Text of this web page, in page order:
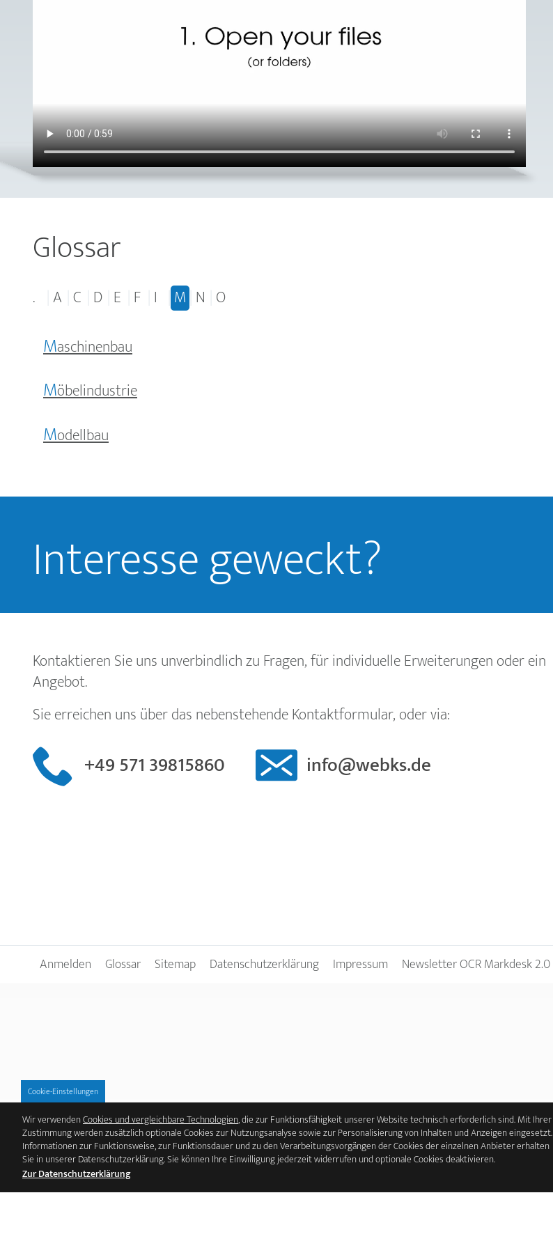
Glossar
. A C D E F I M N O
Maschinenbau
Möbelindustrie
Modellbau
Interesse geweckt?
Kontaktieren Sie uns unverbindlich zu Fragen, für individuelle Erweiterungen oder ein
Angebot.
Sie erreichen uns über das nebenstehende Kontaktformular, oder via:
+49 571 39815860 info@webks.de
Anmelden Glossar Sitemap Datenschutzerklärung Impressum Newsletter OCR Markdesk 2.0
Cookie-Einstellungen
Wir verwendenCookies und vergleichbare Technologien, die zur Funktionsfähigkeit unserer Website technisch erforderlich sind. Mit Ihrer
Zustimmung werden zusätzlich optionale Cookies zur Nutzungsanalyse sowie zur Personalisierung von Inhalten und Anzeigen eingesetzt.
Informationen zur Funktionsweise, zur Funktionsdauer und zu den Verarbeitungsvorgängen der Cookies der einzelnen Anbieter erhalten
Sie in unserer Datenschutzerklärung. Sie können Ihre Einwilligung jederzeit widerrufen und optionale Cookies deaktivieren.
Zur Datenschutzerklärung